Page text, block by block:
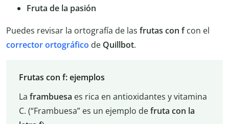
Fruta de la pasión
Puedes revisar la ortografía de las frutas con fcon el
corrector ortográfico de Quillbot.
Frutas con f: ejemplos
La frambuesa es rica en antioxidantes y vitamina
C. (“Frambuesa” es un ejemplo defruta con la